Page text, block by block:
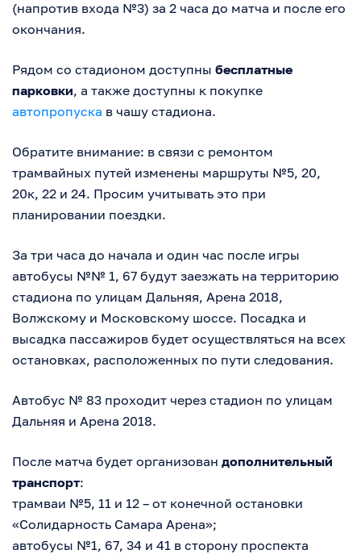
(напротив входа №3) за 2 часа до матча и после его
окончания.
Рядом со стадионом доступны бесплатные
парковки, а также доступны к покупке
автопропуска в чашу стадиона.
Обратите внимание: в связи с ремонтом
трамвайных путей изменены маршруты №5, 20,
20к, 22 и 24. Просим учитывать это при
планировании поездки.
За три часа до начала и один час после игры
автобусы №№ 1, 67 будут заезжать на территорию
стадиона по улицам Дальняя, Арена 2018,
Волжскому и Московскому шоссе. Посадка и
высадка пассажиров будет осуществляться на всех
остановках, расположенных по пути следования.
Автобус № 83 проходит через стадион по улицам
Дальняя и Арена 2018.
После матча будет организован дополнительный
транспорт:
трамваи №5, 11 и 12 – от конечной остановки
«Солидарность Самара Арена»;
автобусы №1, 67, 34 и 41 в сторону проспекта